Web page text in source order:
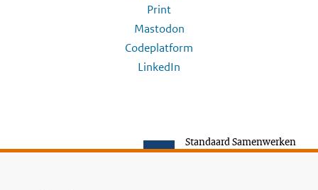
Print
Mastodon
Codeplatform
LinkedIn
Standaard Samenwerken